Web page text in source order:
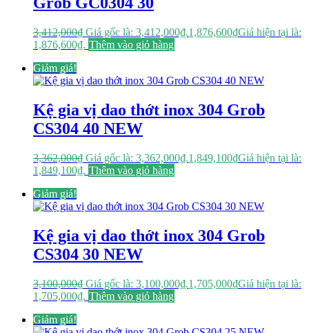
3,412,000₫ Giá gốc là: 3,412,000₫.1,876,600₫Giá hiện tại là:
1,876,600₫. Thêm vào giỏ hàng
Giảm giá!
Kệ gia vị dao thớt inox 304 Grob
CS304 40 NEW
3,362,000₫ Giá gốc là: 3,362,000₫.1,849,100₫Giá hiện tại là:
1,849,100₫. Thêm vào giỏ hàng
Giảm giá!
Kệ gia vị dao thớt inox 304 Grob
CS304 30 NEW
3,100,000₫ Giá gốc là: 3,100,000₫.1,705,000₫Giá hiện tại là:
1,705,000₫. Thêm vào giỏ hàng
Giảm giá!